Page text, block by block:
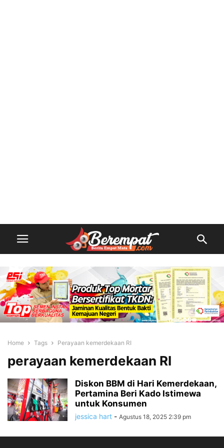
Home Tags Perayaan kemerdekaan RI
perayaan kemerdekaan RI
Diskon BBM di Hari Kemerdekaan,
Pertamina Beri Kado Istimewa
untuk Konsumen
jessica hart - Agustus 18, 2025 2:39 pm